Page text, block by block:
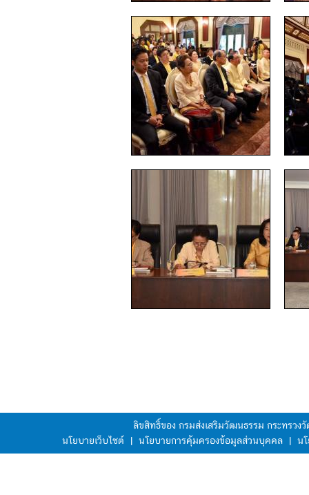
ลิขสิทธิ์ของ กรมส่งเสริมวัฒนธรรม กระทรว
นโยบายเว็บไซต์
| นโยบายการคุ้มครองข้อมูลส่วนบุคคล | น